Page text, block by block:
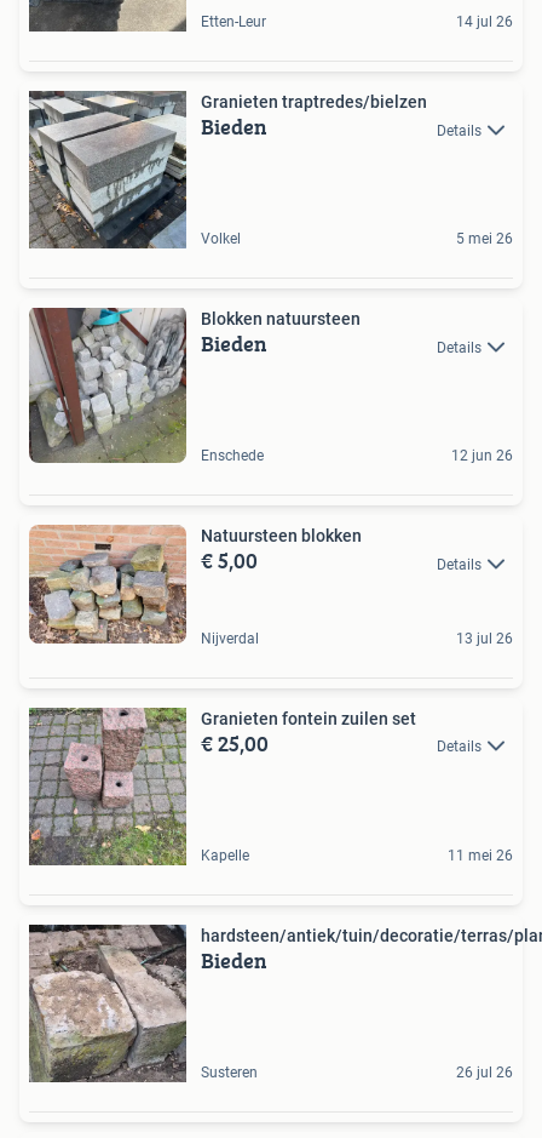
Etten-Leur 14 jul 26
Granieten traptredes/bielzen
Bieden Details
Volkel 5 mei 26
Blokken natuursteen
Bieden Details
Enschede 12 jun 26
Natuursteen blokken
€ 5,00 Details
Nijverdal 13 jul 26
Granieten fontein zuilen set
€ 25,00 Details
Kapelle 11 mei 26
hardsteen/antiek/tuin/decoratie/terras/
Bieden
Susteren 26 jul 26